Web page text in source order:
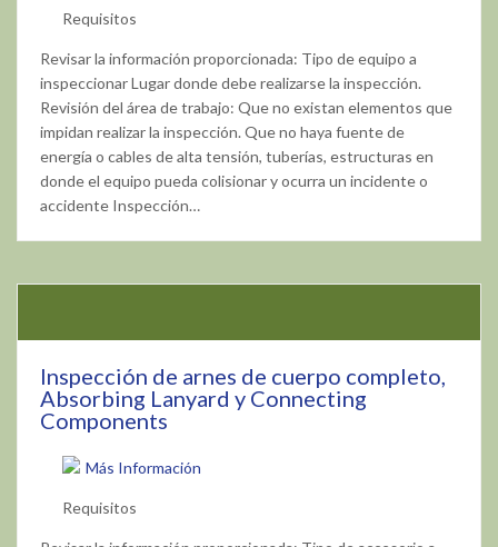
Requisitos
Revisar la información proporcionada: Tipo de equipo a
inspeccionar Lugar donde debe realizarse la inspección.
Revisión del área de trabajo: Que no existan elementos que
impidan realizar la inspección. Que no haya fuente de
energía o cables de alta tensión, tuberías, estructuras en
donde el equipo pueda colisionar y ocurra un incidente o
accidente Inspección…
Inspección de arnes de cuerpo completo,
Absorbing Lanyard y Connecting
Components
Más Información
Requisitos